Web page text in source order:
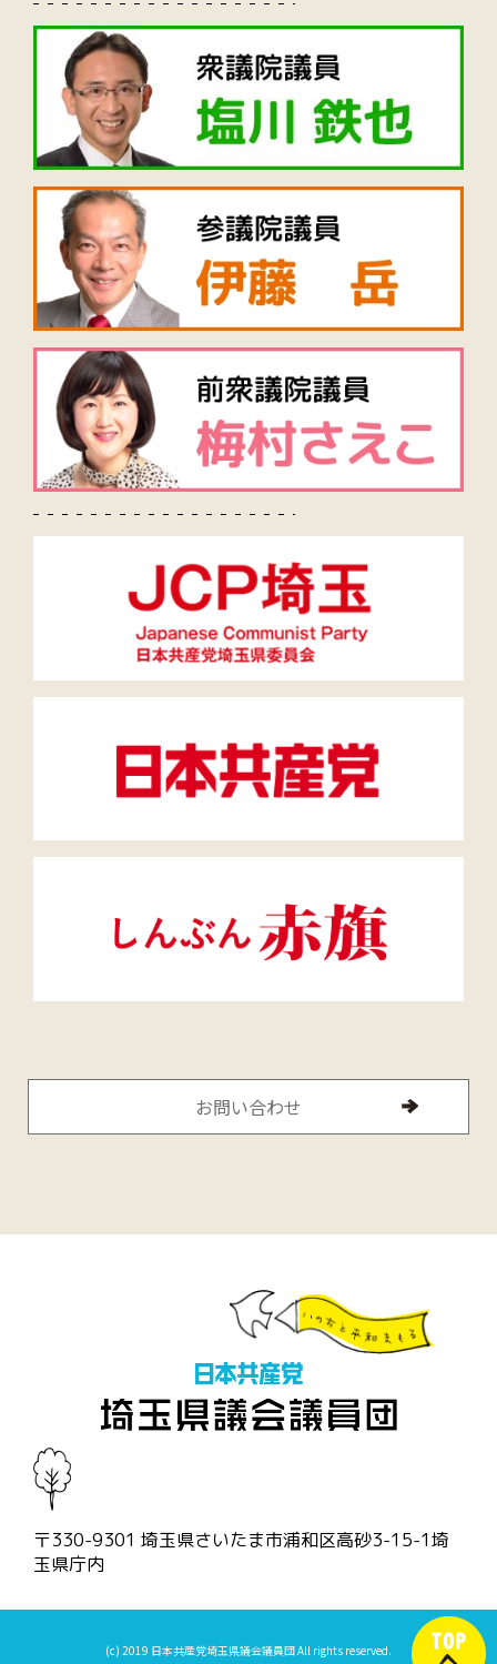
〒330-9301 埼玉県さいたま市浦和区高砂3-15-1埼
玉県庁内
お問い合わせ
(c) 2019 日本共産党埼玉県議会議員団 All rights reserved.